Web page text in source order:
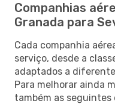
Companhias
Granada para
Cada companhia
serviço, desde a
adaptados a
Para melhorar ainda
também as seguintes